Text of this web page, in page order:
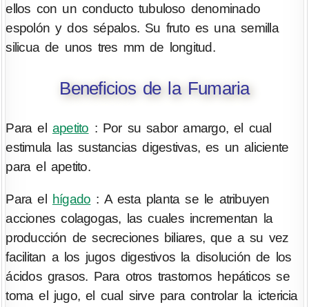
ellos con un conducto tubuloso denominado
espolón y dos sépalos. Su fruto es una semilla
silicua de unos tres mm de longitud.
Beneficios de la Fumaria
Para el apetito : Por su sabor amargo, el cual
estimula las sustancias digestivas, es un aliciente
para el apetito.
Para el hígado : A esta planta se le atribuyen
acciones colagogas, las cuales incrementan la
producción de secreciones biliares, que a su vez
facilitan a los jugos digestivos la disolución de los
ácidos grasos. Para otros trastornos hepáticos se
toma el jugo, el cual sirve para controlar la ictericia